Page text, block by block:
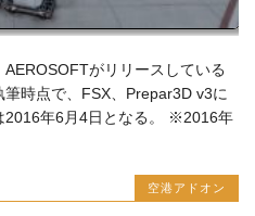
がリリースしている
筆時点で、FSX、Prepar3D v3に
年6月4日となる。 ※2016年
空港アドオン